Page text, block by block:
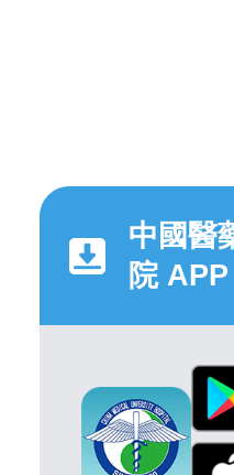
中國醫
院 APP